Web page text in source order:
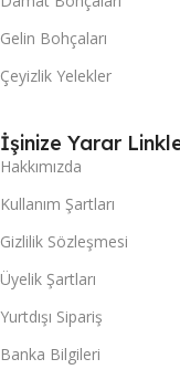
Gelin Bohçaları
Çeyizlik Yelekler
İşinize Yarar
Hakkımızda
Kullanım Şartları
Gizlilik Sözleşmesi
Üyelik Şartları
Yurtdışı Sipariş
Banka Bilgileri